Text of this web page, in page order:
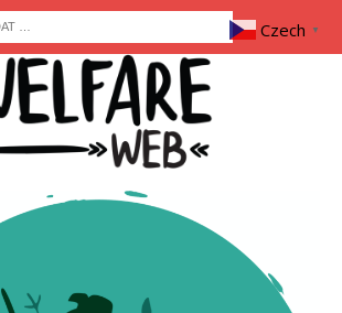
Czech ▼